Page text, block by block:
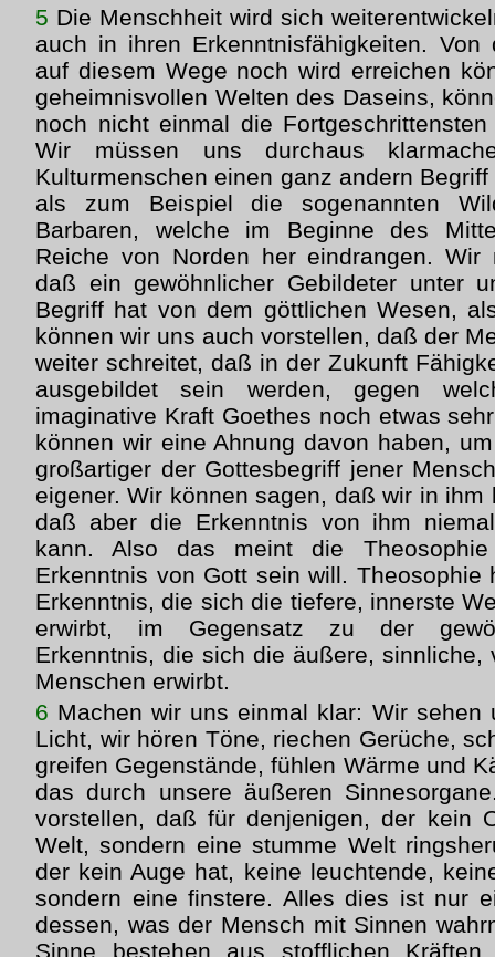
5 Die Menschheit wird sich
auch in ihren Erkenntnisfähigkeiten.
auf diesem Wege noch wird erreichen
geheimnisvollen Welten des Daseins,
noch nicht einmal die
Wir müssen uns durchaus
Kulturmenschen einen ganz andern
als zum Beispiel die sogenannten
Barbaren, welche im Beginne des
Reiche von Norden her eindrangen. Wir
daß ein gewöhnlicher Gebildeter unter
Begriff hat von dem göttlichen Wesen,
können wir uns auch vorstellen, daß der
weiter schreitet, daß in der Zukunft
ausgebildet sein werden, gegen
imaginative Kraft Goethes noch etwas
können wir eine Ahnung davon haben,
großartiger der Gottesbegriff jener
eigener. Wir können sagen, daß wir in ihm
daß aber die Erkenntnis von ihm
kann. Also das meint die
Erkenntnis von Gott sein will. Theosophie
Erkenntnis, die sich die tiefere, innerste
erwirbt, im Gegensatz zu der
Erkenntnis, die sich die äußere, sinnliche,
Menschen erwirbt.
6 Machen wir uns einmal klar: Wir sehen
Licht, wir hören Töne, riechen Gerüche,
greifen Gegenstände, fühlen Wärme und
das durch unsere äußeren
vorstellen, daß für denjenigen, der kein
Welt, sondern eine stumme Welt
der kein Auge hat, keine leuchtende,
sondern eine finstere. Alles dies ist nur
dessen, was der Mensch mit Sinnen
Sinne bestehen aus stofflichen